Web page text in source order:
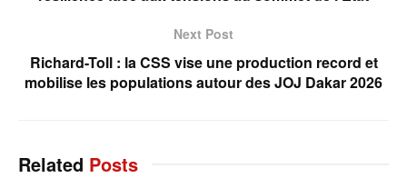
Next Post
Richard-Toll : la CSS vise une production record et
mobilise les populations autour des JOJ Dakar 2026
Related Posts